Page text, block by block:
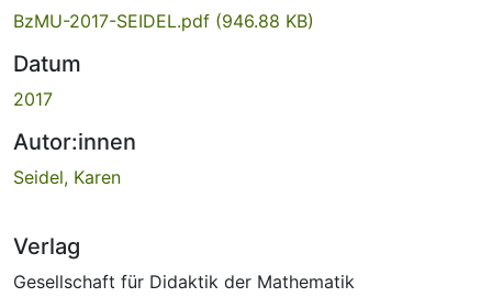
BzMU-2017-SEIDEL.pdf (946.88 KB)
Datum
2017
Autor:innen
Seidel, Karen
Verlag
Gesellschaft für Didaktik der Mathematik